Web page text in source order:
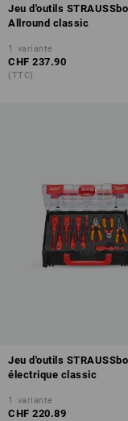
Jeu d'outils
Allround classic
1 variante
CHF 237.90
(TTC)
Jeu d'outils
électrique classic
1 variante
CHF 220.89